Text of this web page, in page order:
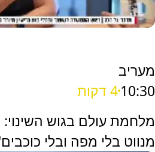
מעריב
10:304 דקות
מלחמת עולם בגוש
מנווט בלי מפה ובלי